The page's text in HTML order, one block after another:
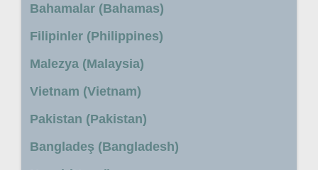
Bahamalar (Bahamas)
Filipinler (Philippines)
Malezya (Malaysia)
Vietnam (Vietnam)
Pakistan (Pakistan)
Bangladeş (Bangladesh)